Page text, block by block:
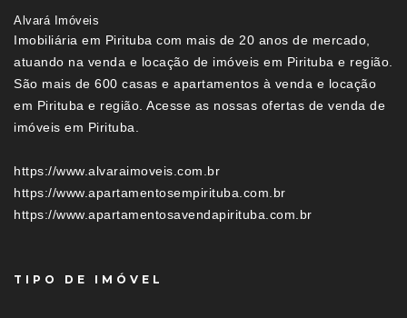
Alvará Imóveis
Imobiliária em Pirituba com mais de 20 anos de mercado,
atuando na venda e locação de imóveis em Pirituba e região.
São mais de 600 casas e apartamentos à venda e locação
em Pirituba e região. Acesse as nossas ofertas de venda de
imóveis em Pirituba.
https://www.alvaraimoveis.com.br
https://www.apartamentosempirituba.com.br
https://www.apartamentosavendapirituba.com.br
TIPO DE IMÓVEL